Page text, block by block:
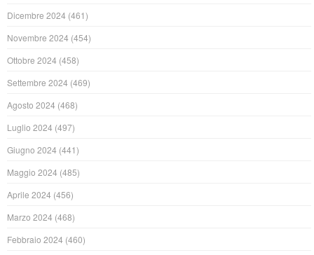
Dicembre 2024 (461)
Novembre 2024 (454)
Ottobre 2024 (458)
Settembre 2024 (469)
Agosto 2024 (468)
Luglio 2024 (497)
Giugno 2024 (441)
Maggio 2024 (485)
Aprile 2024 (456)
Marzo 2024 (468)
Febbraio 2024 (460)